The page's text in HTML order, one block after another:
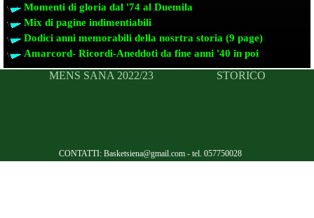
Momenti di gloria dal '74 al Duemila
Mix di pagine indimentiabili
Dodici anni memorabili della nosrtra storia (9 page)
Amarcord- Ricordi-Aneddoti da fine anni '40 in poi
MENS SANA 2022/23 STORICO
CONTATTI: Basketsiena@gmail.com - tel. 057750028